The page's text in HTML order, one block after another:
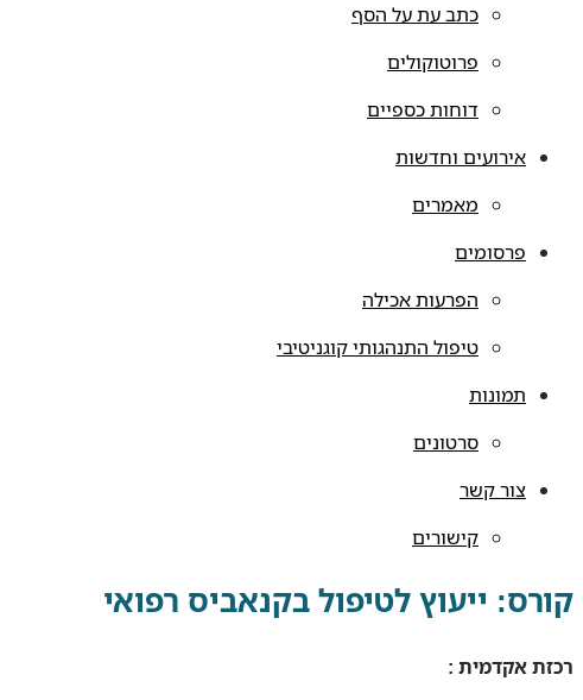
כתב עת על הסף
פרוטוקולים
דוחות כספיים
אירועים וחדשות
מאמרים
פרסומים
הפרעות אכילה
טיפול התנהגותי קוגניטיבי
תמונות
סרטונים
צור קשר
קישורים
קורס: ייעוץ לטיפול בקנאביס רפואי
רכזת אקדמית :